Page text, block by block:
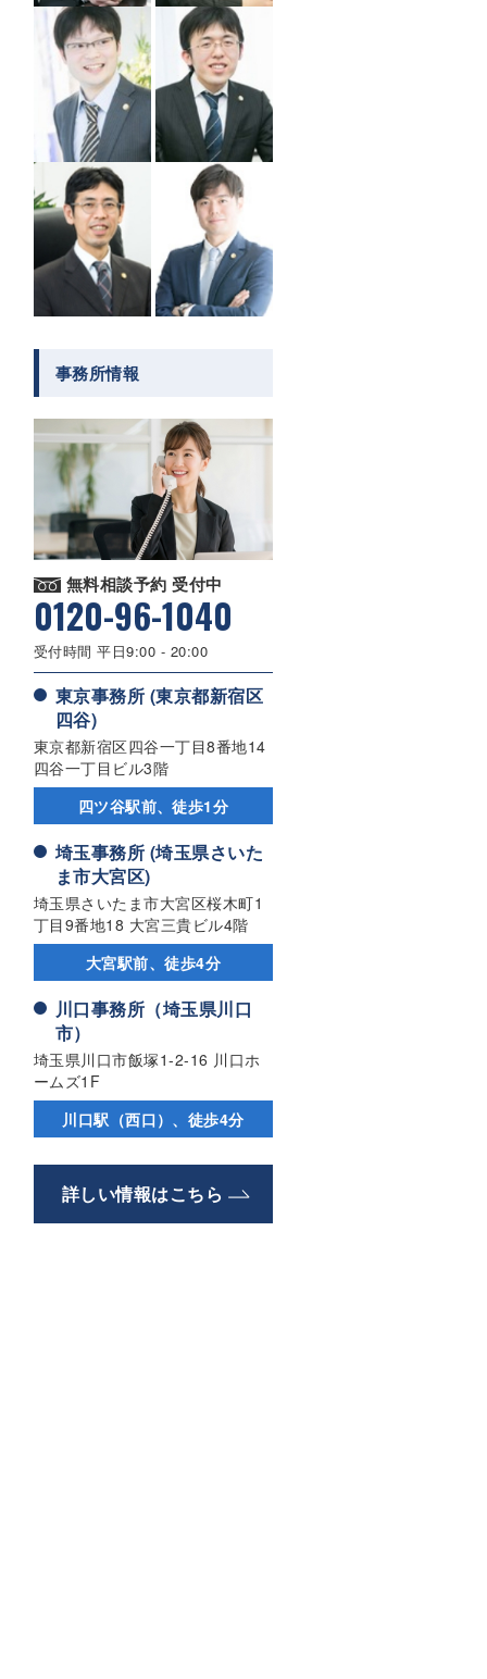
事務所情報
無料相談予約 受付中
0120-96-1040
受付時間 平日9:00 - 20:00
東京事務所 (東京都新宿区
四谷)
東京都新宿区四谷一丁目8番地14
四谷一丁目ビル3階
四ツ谷駅前、徒歩1分
埼玉事務所 (埼玉県さいた
ま市大宮区)
埼玉県さいたま市大宮区桜木町1
丁目9番地18 大宮三貴ビル4階
大宮駅前、徒歩4分
川口事務所（埼玉県川口
市）
埼玉県川口市飯塚1-2-16 川口ホ
ームズ1F
川口駅（西口）、徒歩4分
詳しい情報はこちら